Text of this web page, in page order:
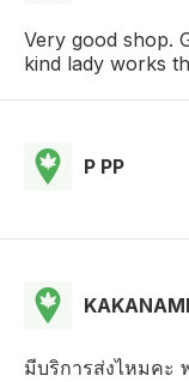
Very good shop.
kind lady works
P PP
มีบริการส่งไหมคะ